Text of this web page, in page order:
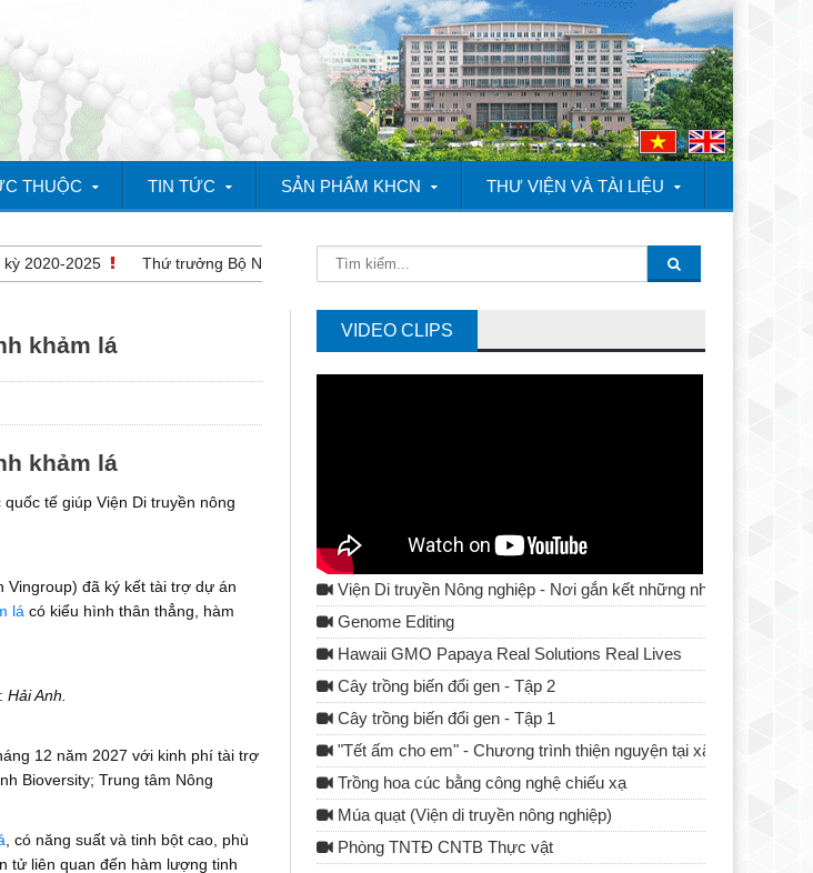
THUỘC TIN TỨC SẢN PHẨM KHCN THƯ VIỆN VÀ TÀI LIỆU
2025 Thứ trưởng Bộ NN&PTNT Lê Quốc Doanh thăm các mô hình giống lúa mới kháng bệnh bạc lá và
khảm lá
khảm lá
tế giúp Viện Di truyền nông
Vingroup) đã ký kết tài trợ dự án
lá có kiểu hình thân thẳng, hàm
Hải Anh.
12 năm 2027 với kinh phí tài trợ
Bioversity; Trung tâm Nông
, có năng suất và tinh bột cao, phù
tử liên quan đến hàm lượng tinh
VIDEO CLIPS
Viện Di truyền Nông nghiệp - Nơi gắn kết những nhà khoa học
Genome Editing
Hawaii GMO Papaya Real Solutions Real Lives
Cây trồng biến đổi gen - Tập 2
Cây trồng biến đổi gen - Tập 1
"Tết ấm cho em" - Chương trình thiện nguyện tại xã Tả Lủng -
Trồng hoa cúc bằng công nghệ chiếu xạ
Múa quạt (Viện di truyền nông nghiệp)
Phòng TNTĐ CNTB Thực vật